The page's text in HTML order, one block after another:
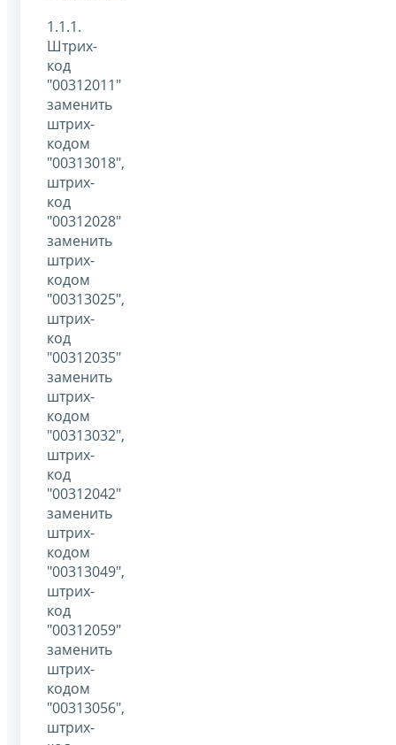
1.1.1.
Штрих-
код
"00312011"
заменить
штрих-
кодом
"00313018",
штрих-
код
"00312028"
заменить
штрих-
кодом
"00313025",
штрих-
код
"00312035"
заменить
штрих-
кодом
"00313032",
штрих-
код
"00312042"
заменить
штрих-
кодом
"00313049",
штрих-
код
"00312059"
заменить
штрих-
кодом
"00313056",
штрих-